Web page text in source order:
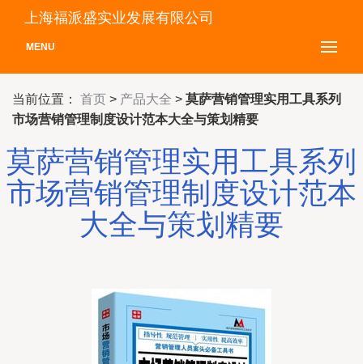
上海福派盛实业发展有限公司
MENU
当前位置： 首页 > 产品大全 > 莫萨营销管理实用工具系列
市场营销管理制度设计范本大全与策划精要
莫萨营销管理实用工具系列
市场营销管理制度设计范本
大全与策划精要